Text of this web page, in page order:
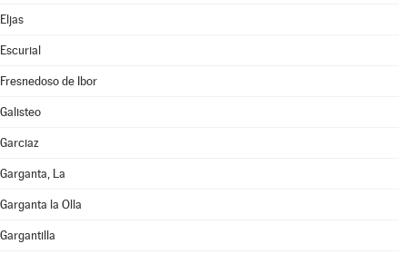
Eljas
Escurial
Fresnedoso de Ibor
Galisteo
Garciaz
Garganta, La
Garganta la Olla
Gargantilla